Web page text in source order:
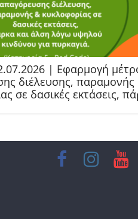
| Εφαρμογή
διέλευσης, παραμονής
σε δασικές εκτάσεις,